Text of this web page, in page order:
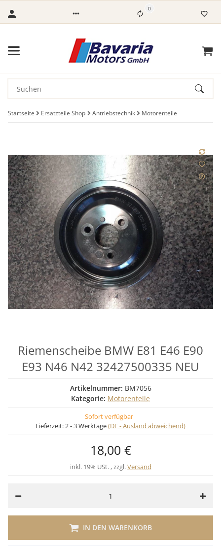
0
Startseite Ersatzteile Shop Antriebstechnik Motorenteile
Riemenscheibe BMW E81 E46 E90
E93 N46 N42 32427500335 NEU
Artikelnummer: BM7056
Kategorie: Motorenteile
Sofort verfügbar
Lieferzeit:2 - 3 Werktage(DE - Ausland abweichend)
18,00 €
inkl. 19% USt. , zzgl.Versand
IN DEN WARENKORB